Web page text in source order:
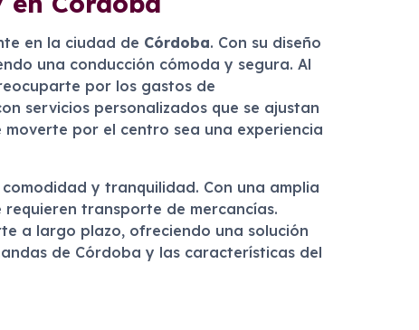
en la ciudad de Córdoba. Con su diseño
una conducción cómoda y segura. Al
por los gastos de
servicios personalizados que se ajustan
por el centro sea una experiencia
y tranquilidad. Con una amplia
transporte de mercancías.
a largo plazo, ofreciendo una solución
de Córdoba y las características del